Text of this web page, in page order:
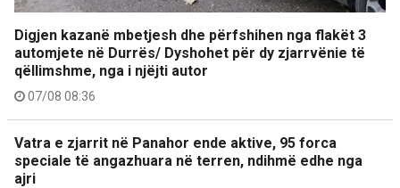
Digjen kazanë mbetjesh dhe përfshihen nga flakët 3
automjete në Durrës/ Dyshohet për dy zjarrvënie të
qëllimshme, nga i njëjti autor
07/08 08:36
Vatra e zjarrit në Panahor ende aktive, 95 forca
speciale të angazhuara në terren, ndihmë edhe nga
ajri